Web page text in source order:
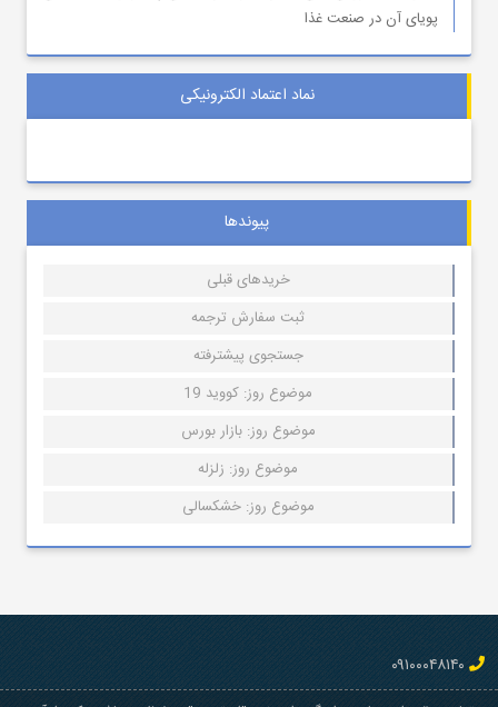
پویای آن در صنعت غذا
نماد اعتماد الکترونیکی
پیوندها
خریدهای قبلی
ثبت سفارش ترجمه
جستجوی پیشترفته
موضوع روز: کووید 19
موضوع روز: بازار بورس
موضوع روز: زلزله
موضوع روز: خشکسالی